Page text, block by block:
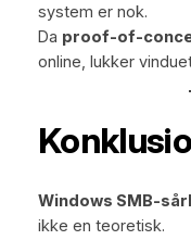
system er nok.
Da proof-of-
online, lukker
Windows SMB-
ikke en teoretisk.